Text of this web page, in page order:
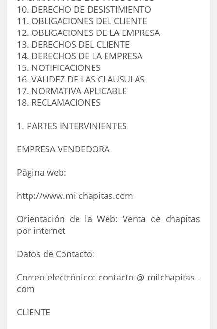
10. DERECHO DE DESISTIMIENTO
11. OBLIGACIONES DEL CLIENTE
12. OBLIGACIONES DE LA EMPRESA
13. DERECHOS DEL CLIENTE
14. DERECHOS DE LA EMPRESA
15. NOTIFICACIONES
16. VALIDEZ DE LAS CLAUSULAS
17. NORMATIVA APLICABLE
18. RECLAMACIONES
1. PARTES INTERVINIENTES
EMPRESA VENDEDORA
Página web:
http://www.milchapitas.com
Orientación de la Web: Venta de chapitas
por internet
Datos de Contacto:
Correo electrónico: contacto @ milchapitas .
com
CLIENTE